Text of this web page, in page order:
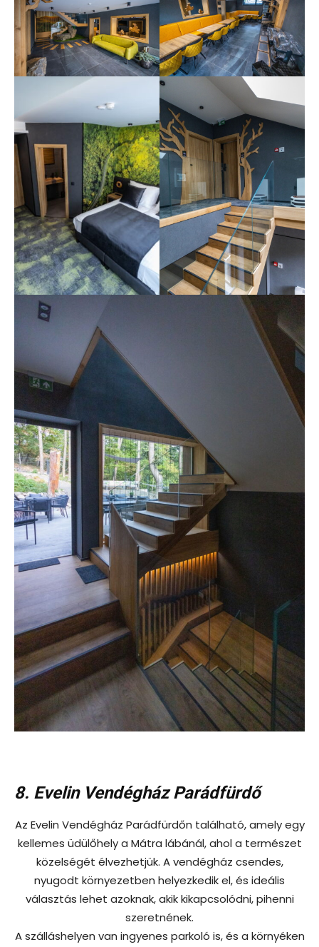
8. Evelin Vendégház Parádfürdő
Az Evelin Vendégház Parádfürdőn található, amely egy
kellemes üdülőhely a Mátra lábánál, ahol a természet
közelségét élvezhetjük. A vendégház csendes,
nyugodt környezetben helyezkedik el, és ideális
választás lehet azoknak, akik kikapcsolódni, pihenni
szeretnének.
A szálláshelyen van ingyenes parkoló is, és a környéken